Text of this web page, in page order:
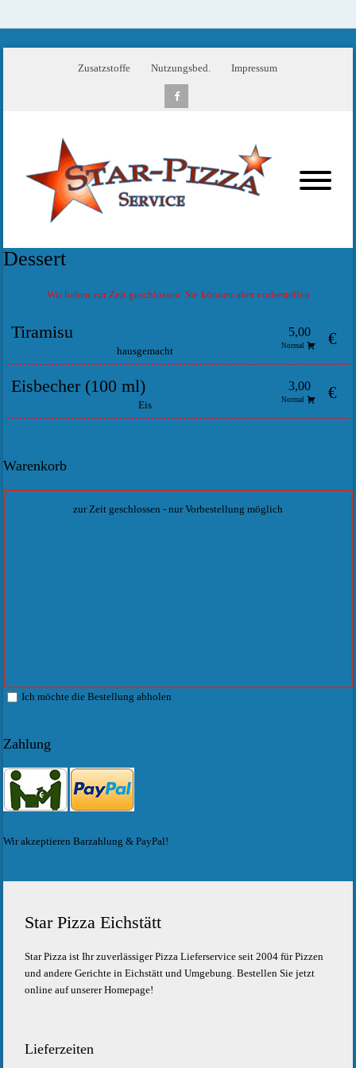
Zusatzstoffe Nutzungsbed. Impressum
Dessert
Wir haben zur Zeit geschlossen. Sie können aber vorbestellen
Tiramisu 5,00
Normal €
hausgemacht
Eisbecher (100 ml) 3,00
Normal €
Eis
Warenkorb
zur Zeit geschlossen - nur Vorbestellung möglich
Ich möchte die Bestellung abholen
Zahlung
Wir akzeptieren Barzahlung & PayPal!
Star Pizza Eichstätt
Star Pizza ist Ihr zuverlässiger Pizza Lieferservice seit 2004 für Pizzen
und andere Gerichte in Eichstätt und Umgebung. Bestellen Sie jetzt
online auf unserer Homepage!
Lieferzeiten